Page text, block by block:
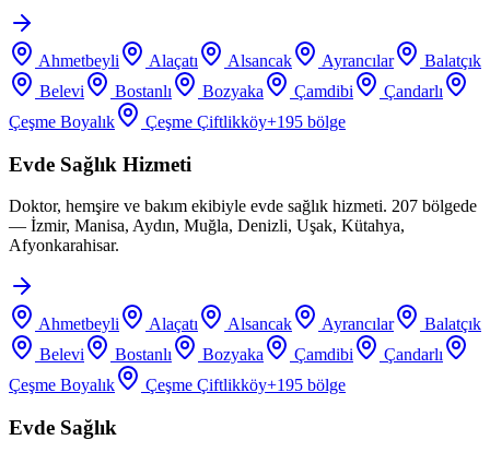
Ahmetbeyli Alaçatı Alsancak Ayrancılar
Balatçık
Belevi
Bostanlı Bozyaka Çamdibi
Çandarlı
Çeşme Boyalık
Çeşme Çiftlikköy+195 bölge
Evde Sağlık Hizmeti
Doktor, hemşire ve bakım ekibiyle evde sağlık hizmeti. 207 bölgede
— İzmir, Manisa, Aydın, Muğla, Denizli, Uşak, Kütahya,
Afyonkarahisar.
Ahmetbeyli Alaçatı Alsancak Ayrancılar
Balatçık
Belevi
Bostanlı Bozyaka Çamdibi
Çandarlı
Çeşme Boyalık
Çeşme Çiftlikköy+195 bölge
Evde Sağlık